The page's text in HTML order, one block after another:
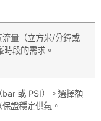
量（立方米/分鐘或
段的需求。
或 PSI）。選擇額
證穩定供氣。